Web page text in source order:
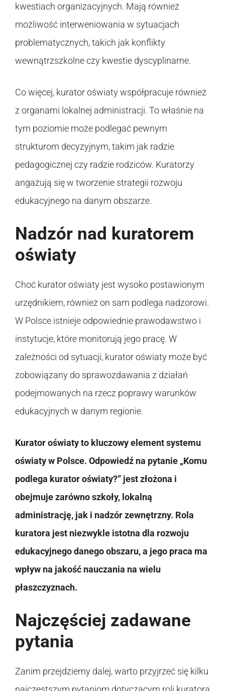
kwestiach organizacyjnych. Mają również
możliwość interweniowania w sytuacjach
problematycznych, takich jak konflikty
wewnątrzszkolne czy kwestie dyscyplinarne.
Co więcej, kurator oświaty współpracuje również
z organami lokalnej administracji. To właśnie na
tym poziomie może podlegać pewnym
strukturom decyzyjnym, takim jak radzie
pedagogicznej czy radzie rodziców. Kuratorzy
angażują się w tworzenie strategii rozwoju
edukacyjnego na danym obszarze.
Nadzór nad kuratorem
oświaty
Choć kurator oświaty jest wysoko postawionym
urzędnikiem, również on sam podlega nadzorowi.
W Polsce istnieje odpowiednie prawodawstwo i
instytucje, które monitorują jego pracę. W
zależności od sytuacji, kurator oświaty może być
zobowiązany do sprawozdawania z działań
podejmowanych na rzecz poprawy warunków
edukacyjnych w danym regionie.
Kurator oświaty to kluczowy element systemu
oświaty w Polsce. Odpowiedź na pytanie „Komu
podlega kurator oświaty?” jest złożona i
obejmuje zarówno szkoły, lokalną
administrację, jak i nadzór zewnętrzny. Rola
kuratora jest niezwykle istotna dla rozwoju
edukacyjnego danego obszaru, a jego praca ma
wpływ na jakość nauczania na wielu
płaszczyznach.
Najczęściej zadawane
pytania
Zanim przejdziemy dalej, warto przyjrzeć się kilku